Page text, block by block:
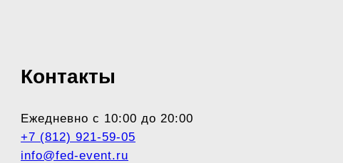
Контакты
Ежедневно с 10:00 до 20:00
+7 (812) 921-59-05
info@fed-event.ru